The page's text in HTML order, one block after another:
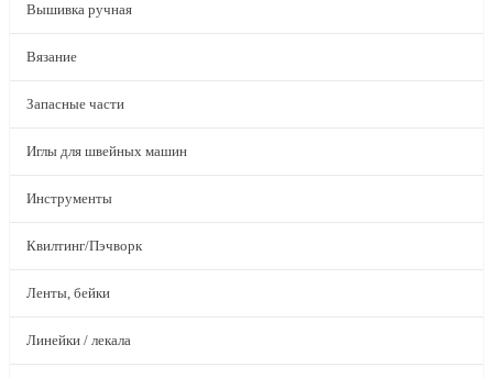
Вышивка ручная
Вязание
Запасные части
Иглы для швейных машин
Инструменты
Квилтинг/Пэчворк
Ленты, бейки
Линейки / лекала